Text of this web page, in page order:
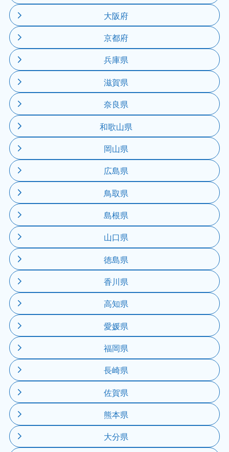
大阪府
京都府
兵庫県
滋賀県
奈良県
和歌山県
岡山県
広島県
鳥取県
島根県
山口県
徳島県
香川県
高知県
愛媛県
福岡県
長崎県
佐賀県
熊本県
大分県